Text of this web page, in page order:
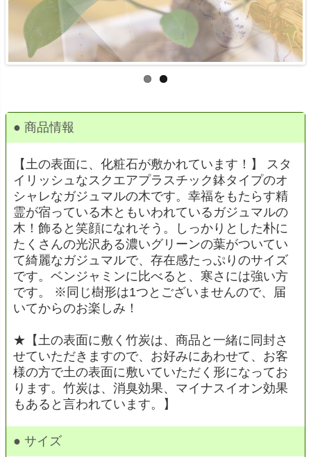
● 商品情報
【土の表面に、化粧石が敷かれています！】 スタ
イリッシュなスクエアプラスチック鉢タイプのオ
シャレなガジュマルの木です。幸福をもたらす精
霊が宿っている木ともいわれているガジュマルの
木！飾ると笑顔になれそう。しっかりとした朴に
たくさんの光沢ある濃いグリーンの葉がついてい
て綺麗なガジュマルで、存在感たっぷりのサイズ
です。ベンジャミンに比べると、寒さには強い方
です。 ※同じ樹形は1つとございませんので、届
いてからのお楽しみ！
★【土の表面に敷く竹炭は、商品と一緒に同封さ
せていただきますので、お好みにあわせて、お客
様の方で土の表面に敷いていただく形になってお
ります。竹炭は、消臭効果、マイナスイオン効果
もあると言われています。】
● サイズ